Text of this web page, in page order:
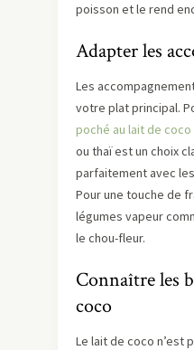
poisson et le rend
Adapter les
Les
votre plat principal.
poché au lait de coco
ou thaï est un choix
parfaitement avec
Pour une touche de
légumes vapeur
le chou-fleur.
Connaître les
coco
Le lait de coco n’est